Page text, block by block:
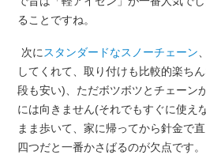
ることですね。
次にスタンダードなスノーチェーン
してくれて、取り付けも比較的楽ち
段も安い)、ただボツボツとチェーン
には向きません(それでもすぐに使え
まま歩いて、家に帰ってから針金で
四つだと一番かさばるのが欠点です。